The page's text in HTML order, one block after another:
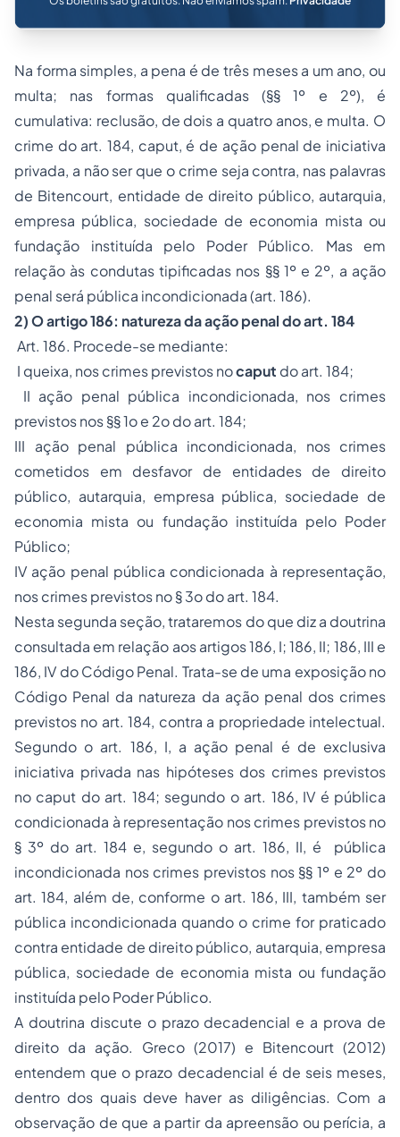
Na forma simples, a pena é de três meses a um ano, ou
multa; nas formas qualificadas (§§ 1º e 2º), é
cumulativa: reclusão, de dois a quatro anos, e multa. O
crime do art. 184, caput, é de ação penal de iniciativa
privada, a não ser que o crime seja contra, nas palavras
de Bitencourt, entidade de direito público, autarquia,
empresa pública, sociedade de economia mista ou
fundação instituída pelo Poder Público. Mas em
relação às condutas tipificadas nos §§ 1º e 2º, a ação
penal será pública incondicionada (art. 186).
2) O artigo 186: natureza da ação penal do art. 184
Art. 186. Procede-se mediante:
I queixa, nos crimes previstos nocaput do art. 184;
II ação penal pública incondicionada, nos crimes
previstos nos §§ 1o e 2o do art. 184;
III ação penal pública incondicionada, nos crimes
cometidos em desfavor de entidades de direito
público, autarquia, empresa pública, sociedade de
economia mista ou fundação instituída pelo Poder
Público;
IV ação penal pública condicionada à representação,
nos crimes previstos no § 3o do art. 184.
Nesta segunda seção, trataremos do que diz a doutrina
consultada em relação aos artigos 186, I; 186, II; 186, III e
186, IV do Código Penal. Trata-se de uma exposição no
Código Penal da natureza da ação penal dos crimes
previstos no art. 184, contra a propriedade intelectual.
Segundo o art. 186, I, a ação penal é de exclusiva
iniciativa privada nas hipóteses dos crimes previstos
no caput do art. 184; segundo o art. 186, IV é pública
condicionada à representação nos crimes previstos no
§ 3º do art. 184 e, segundo o art. 186, II, é pública
incondicionada nos crimes previstos nos §§ 1º e 2º do
art. 184, além de, conforme o art. 186, III, também ser
pública incondicionada quando o crime for praticado
contra entidade de direito público, autarquia, empresa
pública, sociedade de economia mista ou fundação
instituída pelo Poder Público.
A doutrina discute o prazo decadencial e a prova de
direito da ação. Greco (2017) e Bitencourt (2012)
entendem que o prazo decadencial é de seis meses,
dentro dos quais deve haver as diligências. Com a
observação de que a partir da apreensão ou perícia, a